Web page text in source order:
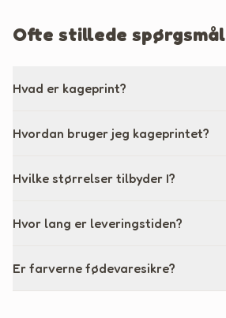
Ofte stillede spørgsmål
Hvad er kageprint?
Hvordan bruger jeg kageprintet?
Hvilke størrelser tilbyder I?
Hvor lang er leveringstiden?
Er farverne fødevaresikre?